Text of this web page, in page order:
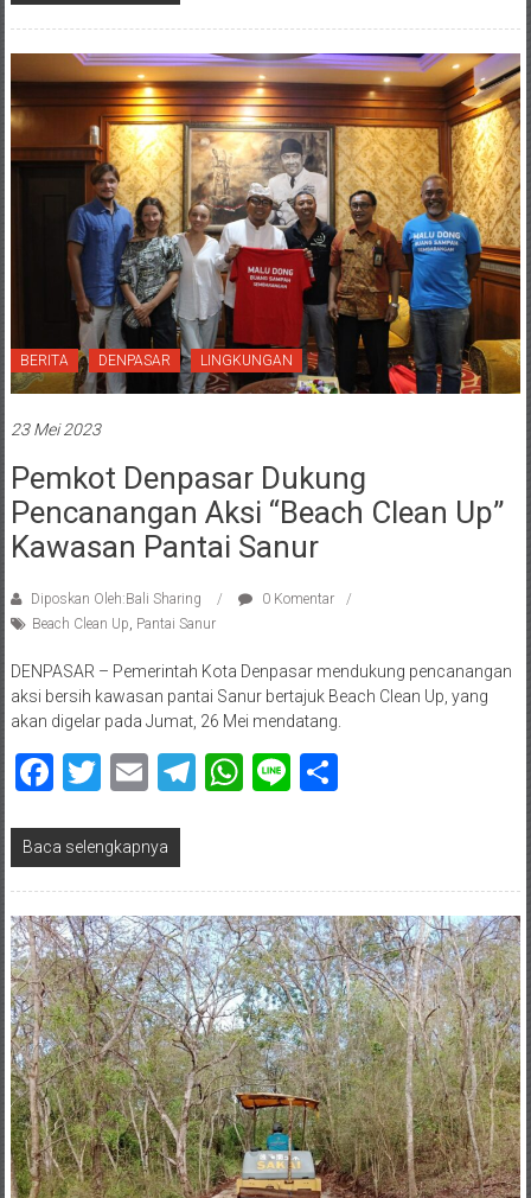
BERITA DENPASAR LINGKUNGAN
23 Mei 2023
Pemkot Denpasar Dukung
Pencanangan Aksi “Beach Clean Up”
Kawasan Pantai Sanur
Diposkan Oleh:Bali Sharing
0 Komentar
Beach Clean Up, Pantai Sanur
DENPASAR – Pemerintah Kota Denpasar mendukung pencanangan
aksi bersih kawasan pantai Sanur bertajuk Beach Clean Up, yang
akan digelar pada Jumat, 26 Mei mendatang.
Facebook
Twitter
EmailTelegram
WhatsApp
LineShare
Baca selengkapnya